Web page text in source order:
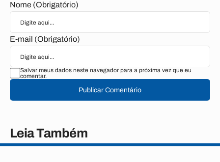
Nome (Obrigatório)
E-mail (Obrigatório)
Salvar meus dados neste navegador para a próxima vez que eu
comentar.
Publicar Comentário
Leia Também